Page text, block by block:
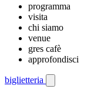
programma
visita
chi siamo
venue
gres cafè
approfondisci
biglietteria